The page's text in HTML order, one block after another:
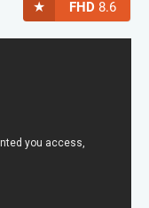
★ FHD 8.6